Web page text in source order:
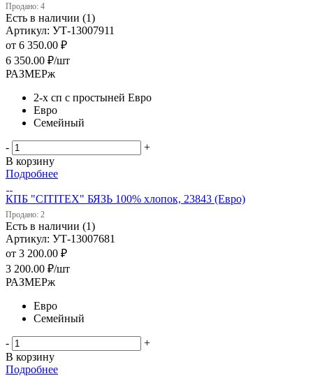
Продано: 4
Есть в наличии (1)
Артикул: УТ-13007911
от 6 350.00 ₽
6 350.00 ₽/шт
РАЗМЕРж
2-х сп с простыней Евро
Евро
Семейный
-
+
В корзину
Подробнее
КПБ "CITITEX" БЯЗЬ 100% хлопок, 23843 (Евро)
Продано: 2
Есть в наличии (1)
Артикул: УТ-13007681
от 3 200.00 ₽
3 200.00 ₽/шт
РАЗМЕРж
Евро
Семейный
-
+
В корзину
Подробнее